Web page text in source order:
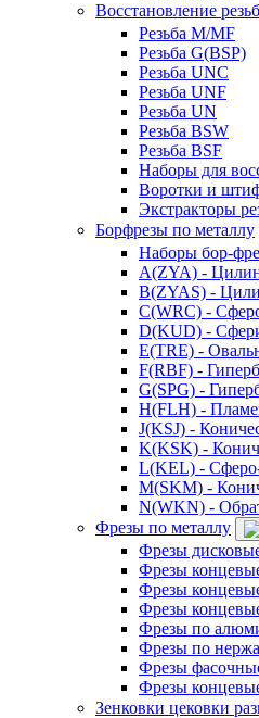
Восстановление
Резьба M/MF
Резьба G(BSP)
Резьба UNC
Резьба UNF
Резьба UN
Резьба BSW
Резьба BSF
Наборы для
Воротки и
Экстракторы
Борфрезы по металлу
Наборы бор-
A(ZYA) -
B(ZYAS) -
C(WRC) -
D(KUD) -
E(TRE) -
F(RBF) -
G(SPG) -
H(FLH) -
J(KSJ) -
K(KSK) -
L(KEL) -
M(SKM) -
N(WKN) -
Фрезы по металлу
Фрезы
Фрезы
Фрезы
Фрезы
Фрезы по
Фрезы по
Фрезы
Фрезы
Зенковки цековки